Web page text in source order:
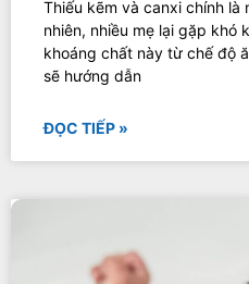
Thiếu kẽm và canxi chính là
nhiên, nhiều mẹ lại gặp khó
khoáng chất này từ chế độ
sẽ hướng dẫn
ĐỌC TIẾP »